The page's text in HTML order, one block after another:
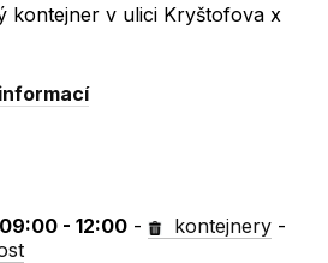
kontejner v ulici Kryštofova x
- 12:00 - kontejnery -